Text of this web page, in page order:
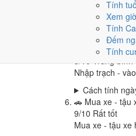
Tính
Xem
Tính
Đếm
Tính
Rất tốt
Động thổ - khởi
Cách tính
Nhập trạch -
5/10Trung bình
Nhập trạch -
Cách tính
🚗 Mua xe - tậu
9/10 Rất tốt
Mua xe - tậu xe